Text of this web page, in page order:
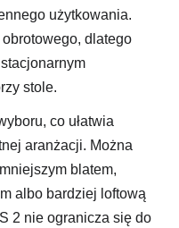
użytkowania.
dlatego
stole.
co ułatwia
aranżacji. Można
blatem,
albo bardziej loftową
2 nie ogranicza się do